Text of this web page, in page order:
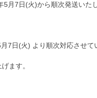
月7日(火)から順次発送いたし
7日(火) より順次対応させて
ます。